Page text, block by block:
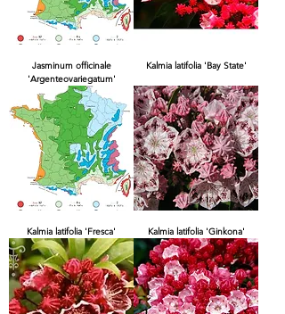
Jasminum officinale
'Argenteovariegatum'
Kalmia latifolia 'Bay State'
Kalmia latifolia 'Fresca' Kalmia latifolia 'Ginkona'